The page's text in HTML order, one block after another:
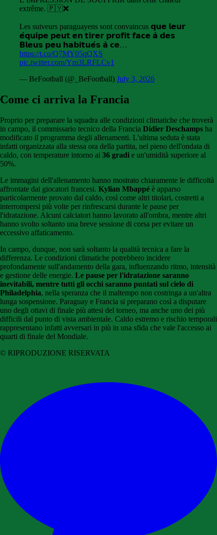
extrême. 🇵🇾❌
Les suiveurs paraguayens sont convaincus 𝗾𝘂𝗲 𝗹𝗲𝘂𝗿
𝗲́𝗾𝘂𝗶𝗽𝗲 𝗽𝗲𝘂𝘁 𝗲𝗻 𝘁𝗶𝗿𝗲𝗿 𝗽𝗿𝗼𝗳𝗶𝘁 𝗳𝗮𝗰𝗲 𝗮̀ 𝗱𝗲𝘀
𝗕𝗹𝗲𝘂𝘀 𝗽𝗲𝘂 𝗵𝗮𝗯𝗶𝘁𝘂𝗲́𝘀 𝗮̀ 𝗰𝗲…
https://t.co/Q7MY05qQXS
pic.twitter.com/Ym3LRFLCv1
— BeFootball (@_BeFootball) July 3, 2026
Come ci arriva la Francia
Proprio per preparare la squadra alle condizioni climatiche che troverà
in campo, il commissario tecnico della Francia Didier Deschamps ha
modificato il programma degli allenamenti. L'ultima seduta è stata
infatti organizzata alla stessa ora della partita, nel pieno dell'ondata di
caldo, con temperature intorno ai 36 gradi e un'umidità superiore al
50%.
Le immagini dell'allenamento hanno mostrato chiaramente le difficoltà
affrontate dai giocatori francesi. Kylian Mbappé è apparso
particolarmente provato dal caldo, così come altri titolari, costretti a
interrompersi più volte per rinfrescarsi durante le pause per
l'idratazione. Alcuni calciatori hanno lavorato all'ombra, mentre altri
hanno svolto soltanto una breve sessione di corsa per evitare un
eccessivo affaticamento.
In campo, dunque, non sarà soltanto la qualità tecnica a fare la
differenza. Le condizioni climatiche potrebbero incidere
profondamente sull'andamento della gara, influenzando ritmo, intensità
e gestione delle energie. Le pause per l'idratazione saranno
inevitabili, mentre tutti gli occhi saranno puntati sul cielo di
Philadelphia, nella speranza che il maltempo non costringa a un'altra
lunga sospensione. Paraguay e Francia si preparano così a disputare
uno degli ottavi di finale più attesi del torneo, ma anche uno dei più
difficili dal punto di vista ambientale. Caldo estremo e rischio temporali
rappresentano infatti avversari in più in una sfida che vale l'accesso ai
quarti di finale del Mondiale.
© RIPRODUZIONE RISERVATA